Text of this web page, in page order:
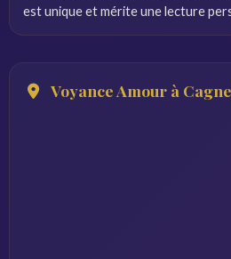
est unique et mérite une lecture
Voyance Amour à